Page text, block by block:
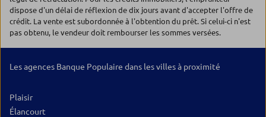
dispose d'un délai de réflexion de dix jours avant d'accepter l'offre de
crédit. La vente est subordonnée à l'obtention du prêt. Si celui-ci n'est
pas obtenu, le vendeur doit rembourser les sommes versées.
Les agences Banque Populaire dans les villes à proximité
Plaisir
Élancourt